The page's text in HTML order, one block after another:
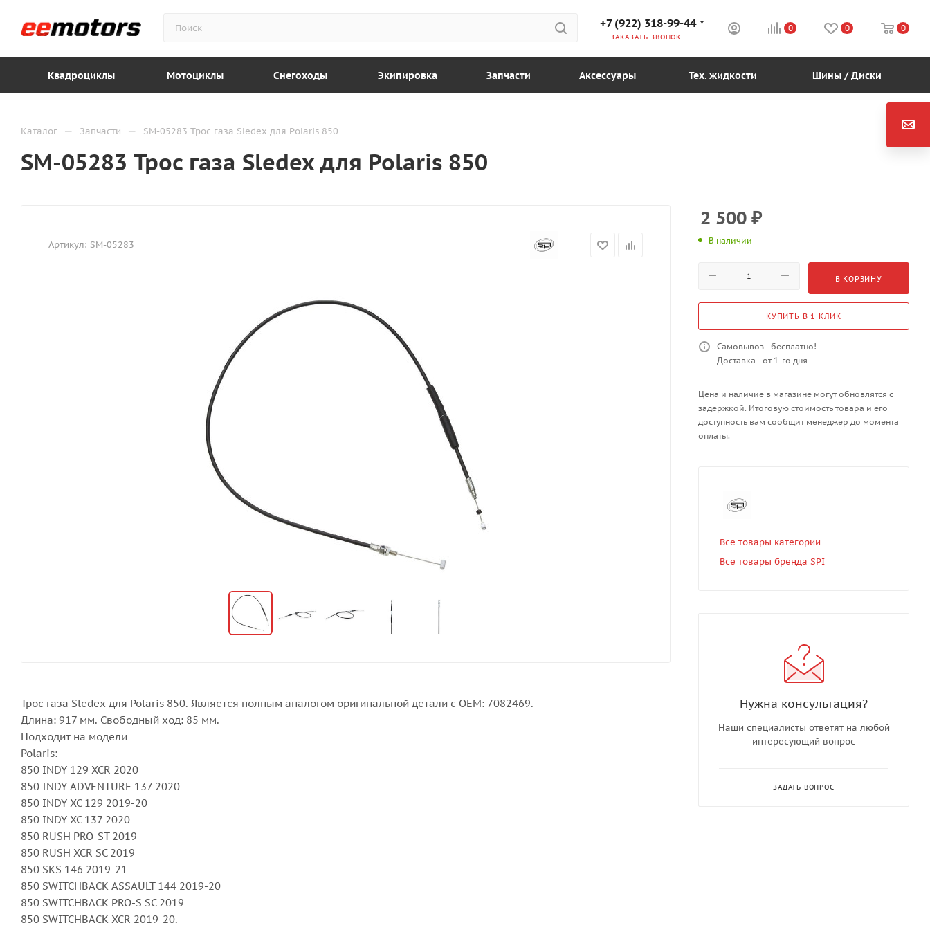
+7 (922) 318-99-44
ЗАКАЗАТЬ ЗВОНОК
0 0 0
Квадроциклы Мотоциклы Снегоходы Экипировка Запчасти Аксессуары Тех. жидкости Шины / Диски
Каталог — Запчасти — SM-05283 Трос газа Sledex для Polaris 850
SM-05283 Трос газа Sledex для Polaris 850
Артикул: SM-05283
Трос газа Sledex для Polaris 850. Является полным аналогом оригинальной детали с ОЕМ: 7082469.
Длина: 917 мм. Свободный ход: 85 мм.
Подходит на модели
Polaris:
850 INDY 129 XCR 2020
850 INDY ADVENTURE 137 2020
850 INDY XC 129 2019-20
850 INDY XC 137 2020
850 RUSH PRO-ST 2019
850 RUSH XCR SC 2019
850 SKS 146 2019-21
850 SWITCHBACK ASSAULT 144 2019-20
850 SWITCHBACK PRO-S SC 2019
850 SWITCHBACK XCR 2019-20.
2 500 ₽
В наличии
В КОРЗИНУ
КУПИТЬ В 1 КЛИК
Самовывоз - бесплатно!
Доставка - от 1-го дня
Цена и наличие в магазине могут обновлятся с
задержкой. Итоговую стоимость товара и его
доступность вам сообщит менеджер до момента
оплаты.
Все товары категории
Все товары бренда SPI
Нужна консультация?
Наши специалисты ответят на любой
интересующий вопрос
ЗАДАТЬ ВОПРОС